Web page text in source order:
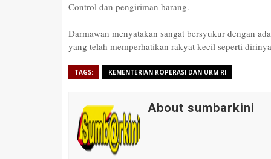
Control dan pengiriman barang.
Darmawan menyatakan sangat bersyukur dengan
yang telah memperhatikan rakyat kecil seperti
TAGS: KEMENTERIAN KOPERASI DAN UKM RI
About sumbarkini